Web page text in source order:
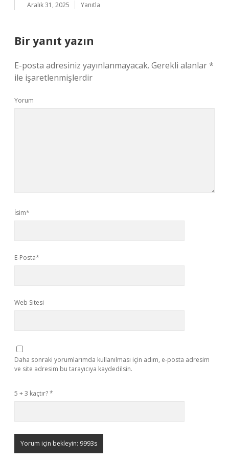
Aralık 31, 2025 Yanıtla
Bir yanıt yazın
E-posta adresiniz yayınlanmayacak. Gerekli alanlar*
ile işaretlenmişlerdir
Yorum
İsim*
E-Posta*
Web Sitesi
Daha sonraki yorumlarımda kullanılması için adım, e-posta adresim
ve site adresim bu tarayıcıya kaydedilsin.
5 + 3 kaçtır?*